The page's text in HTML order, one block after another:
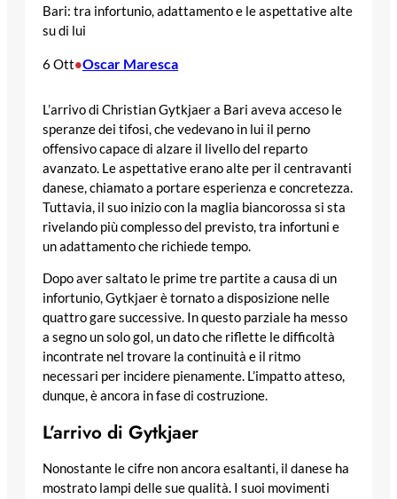
Bari: tra infortunio, adattamento e le aspettative alte
su di lui
6 Ott•Oscar Maresca
L’arrivo di Christian Gytkjaer a Bari aveva acceso le
speranze dei tifosi, che vedevano in lui il perno
offensivo capace di alzare il livello del reparto
avanzato. Le aspettative erano alte per il centravanti
danese, chiamato a portare esperienza e concretezza.
Tuttavia, il suo inizio con la maglia biancorossa si sta
rivelando più complesso del previsto, tra infortuni e
un adattamento che richiede tempo.
Dopo aver saltato le prime tre partite a causa di un
infortunio, Gytkjaer è tornato a disposizione nelle
quattro gare successive. In questo parziale ha messo
a segno un solo gol, un dato che riflette le difficoltà
incontrate nel trovare la continuità e il ritmo
necessari per incidere pienamente. L’impatto atteso,
dunque, è ancora in fase di costruzione.
L’arrivo di Gytkjaer
Nonostante le cifre non ancora esaltanti, il danese ha
mostrato lampi delle sue qualità. I suoi movimenti